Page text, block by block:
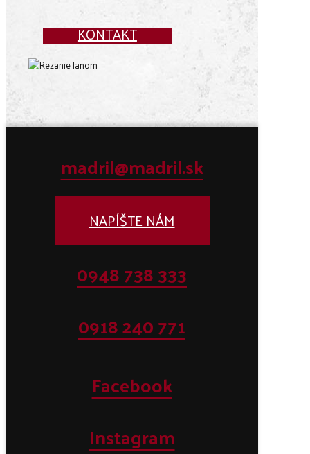
KONTAKT
madril@madril.sk
NAPÍŠTE NÁM
0948 738 333
0918 240 771
Facebook
Instagram